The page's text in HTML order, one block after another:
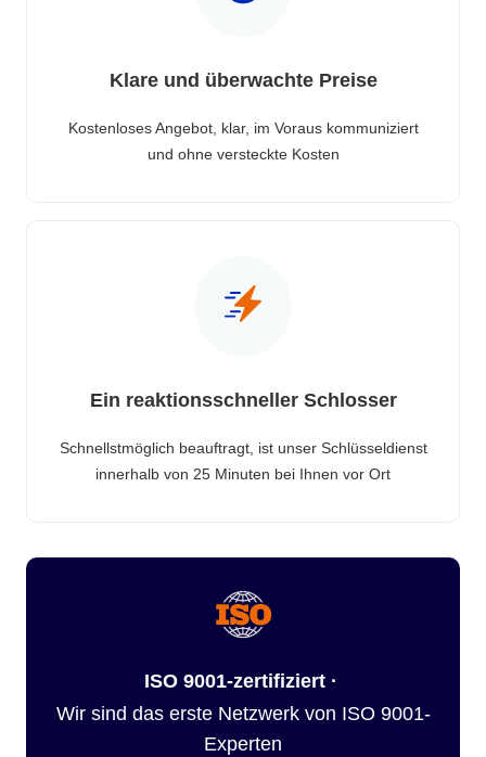
Klare und überwachte Preise
Kostenloses Angebot, klar, im Voraus kommuniziert
und ohne versteckte Kosten
Ein reaktionsschneller Schlosser
Schnellstmöglich beauftragt, ist unser Schlüsseldienst
innerhalb von 25 Minuten bei Ihnen vor Ort
ISO 9001-zertifiziert ·
Wir sind das erste Netzwerk von ISO 9001-
Experten